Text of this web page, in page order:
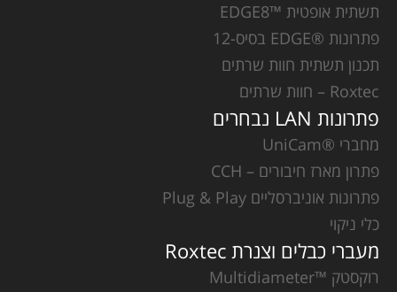
תשתית אופטית ™EDGE8
פתרונות ®EDGE בסיס-12
תכנון תשתית חוות שרתים
Roxtec – חוות שרתים
פתרונות LAN נבחרים
מחברי ®UniCam
פתרון מארז חיבורים – CCH
פתרונות אוניברסליים Plug & Play
כלי ניקוי
מעברי כבלים וצנרת Roxtec
רוקסטק ™Multidiameter